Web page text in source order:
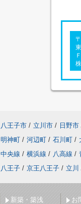
八王子市 / 立川市 / 日野市
明神町 / 河辺町 / 石川町 /
中央線 / 横浜線 / 八高線 /
八王子 / 京王八王子 / 立川
新築・築浅
お